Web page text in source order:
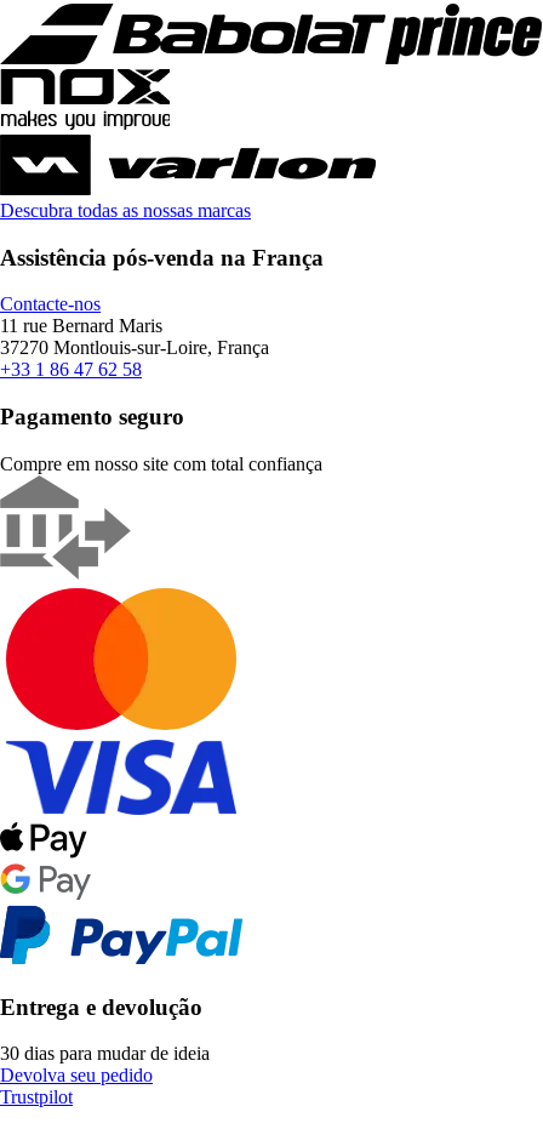
Descubra todas as nossas marcas
Assistência pós-venda na França
Contacte-nos
11 rue Bernard Maris
37270 Montlouis-sur-Loire, França
+33 1 86 47 62 58
Pagamento seguro
Compre em nosso site com total confiança
Entrega e devolução
30 dias para mudar de ideia
Devolva seu pedido
Trustpilot